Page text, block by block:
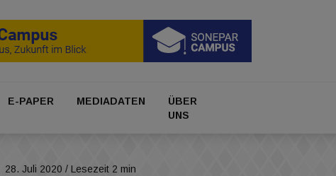
E-PAPER MEDIADATEN
ÜBER
UNS
28. Juli 2020 / Lesezeit 2 min